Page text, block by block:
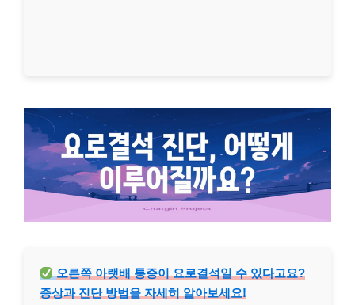
오른쪽 아랫배 통증이 요로결석일 수 있다고요?
증상과 진단 방법을 자세히 알아보세요!